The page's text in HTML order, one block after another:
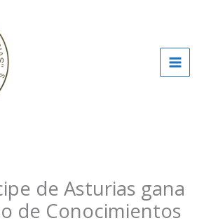
de Asturias gana
de Conocimientos